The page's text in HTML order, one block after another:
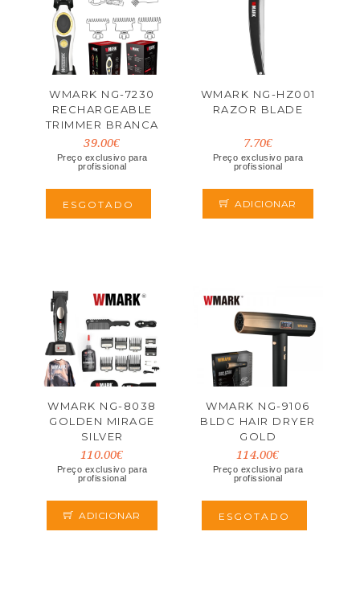
WMARK NG-7230
RECHARGEABLE
TRIMMER BRANCA
39.00€
Preço exclusivo para
profissional
ESGOTADO
WMARK NG-HZ001
RAZOR BLADE
7.70€
Preço exclusivo para
profissional
ADICIONAR
WMARK NG-8038
GOLDEN MIRAGE
SILVER
110.00€
Preço exclusivo para
profissional
ADICIONAR
WMARK NG-9106
BLDC HAIR DRYER
GOLD
114.00€
Preço exclusivo para
profissional
ESGOTADO